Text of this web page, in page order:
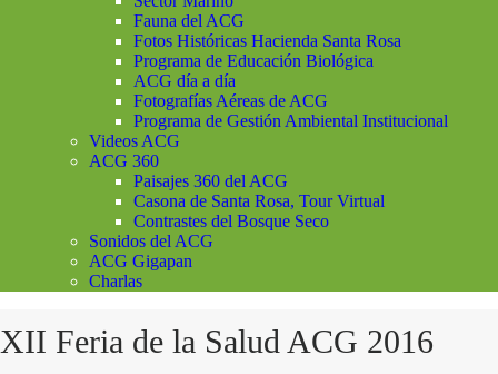
Fauna del ACG
Fotos Históricas Hacienda Santa Rosa
Programa de Educación Biológica
ACG día a día
Fotografías Aéreas de ACG
Programa de Gestión Ambiental Institucional
Videos ACG
ACG 360
Paisajes 360 del ACG
Casona de Santa Rosa, Tour Virtual
Contrastes del Bosque Seco
Sonidos del ACG
ACG Gigapan
Charlas
XII Feria de la Salud ACG 2016